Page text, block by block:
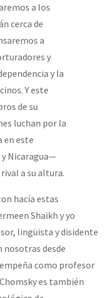
a los
cerca de
a
y
y la
Y este
de su
luchan por la
en este
Nicaragua—
a su altura.
hacía estas
Shaikh y yo
lingüista y disidente
nosotras desde
como profesor
es también